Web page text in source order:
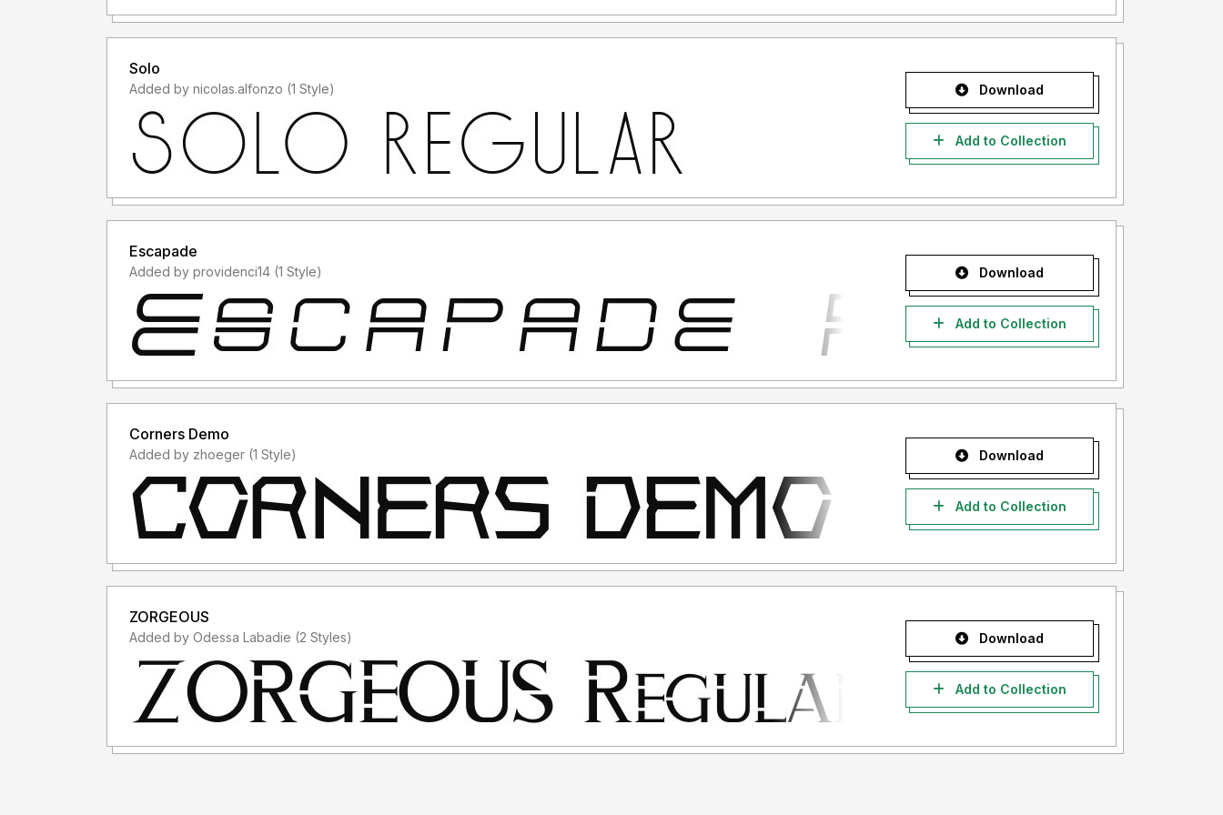
- Menggunakan font ini dengan lisensi "Personal Use" untuk kepentingan Komersial apapun bentuknya
Indonesia.
Informasi tentang Lisensi apa yang akan anda perlukan, silahkan menghubungi kami di : [email protected]
Terima kasih.
Solo
Added by nicolas.alfonzo (1 Style) Download
Add to Collection
Escapade
Added by providenci14 (1 Style) Download
Add to Collection
Corners Demo
Added by zhoeger (1 Style) Download
Add to Collection
ZORGEOUS
Added by Odessa Labadie (2 Styles) Download
Add to Collection